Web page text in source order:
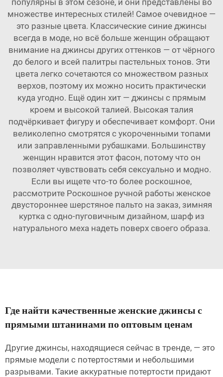
множестве интересных стилей! Самое очевидное —
это разные цвета. Классические синие джинсы
всегда в моде, но всё больше женщин обращают
внимание на джинсы других оттенков — от чёрного
до белого и всей палитры пастельных тонов. Эти
цвета легко сочетаются со множеством разных
верхов, поэтому их можно носить практически
куда угодно. Ещё один хит — джинсы с прямым
кроем и высокой талией. Высокая талия
подчёркивает фигуру и обеспечивает комфорт. Они
великолепно смотрятся с укороченными топами
или заправленными рубашками. Большинству
женщин нравится этот фасон, потому что он
позволяет чувствовать себя сексуально и модно.
Если вы ищете что-то более роскошное,
рассмотрите Роскошное ручной работы женское
двустороннее шерстяное пальто на заказ, зимняя
куртка с одно-пуговичным дизайном, шарф из
натурального меха надеть поверх своего образа.
Где найти качественные женские джинсы с
прямыми штанинами по оптовым ценам
Другие джинсы, находящиеся сейчас в тренде, — это
прямые модели с потертостями и небольшими
разрывами. Такие аккуратные потертости придают